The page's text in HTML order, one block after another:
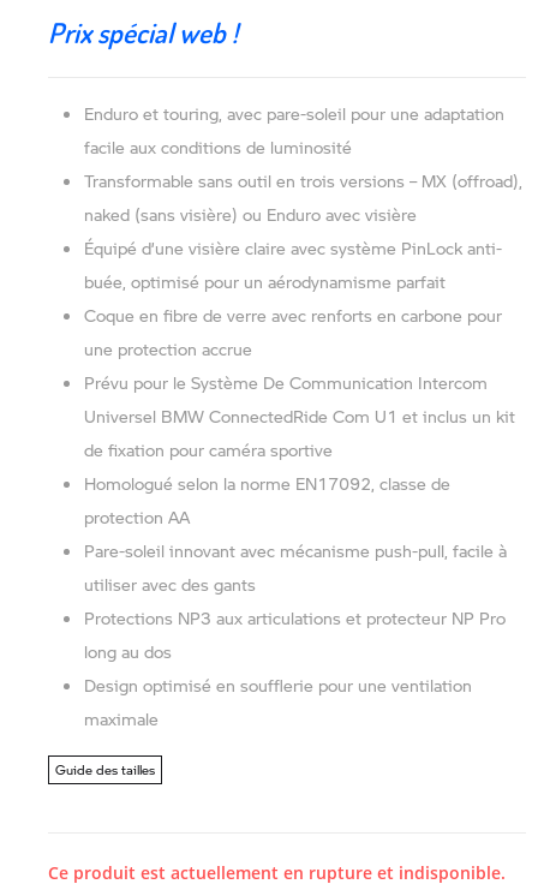
Prix spécial web !
Enduro et touring, avec pare-soleil pour une adaptation
facile aux conditions de luminosité
Transformable sans outil en trois versions – MX (offroad),
naked (sans visière) ou Enduro avec visière
Équipé d’une visière claire avec système PinLock anti-
buée, optimisé pour un aérodynamisme parfait
Coque en fibre de verre avec renforts en carbone pour
une protection accrue
Prévu pour le Système De Communication Intercom
Universel BMW ConnectedRide Com U1 et inclus un kit
de fixation pour caméra sportive
Homologué selon la norme EN17092, classe de
protection AA
Pare-soleil innovant avec mécanisme push-pull, facile à
utiliser avec des gants
Protections NP3 aux articulations et protecteur NP Pro
long au dos
Design optimisé en soufflerie pour une ventilation
maximale
Guide des tailles
Ce produit est actuellement en rupture et indisponible.